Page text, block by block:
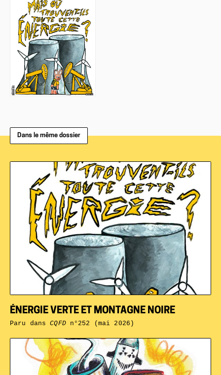
Dans le même dossier
ÉNERGIE VERTE ET MONTAGNE NOIRE
Paru dansCQFDn°252 (mai 2026)